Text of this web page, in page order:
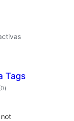
Tags
total
de
)